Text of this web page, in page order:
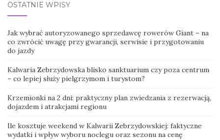
OSTATNIE WPISY
Jak wybrać autoryzowanego sprzedawcę rowerów Giant – na
co zwrócić uwagę przy gwarancji, serwisie i przygotowaniu
do jazdy
Kalwaria Zebrzydowska blisko sanktuarium czy poza centrum
– co lepiej służy pielgrzymom i turystom?
Krzemionki na 2 dni: praktyczny plan zwiedzania z rezerwacją,
dojazdem i atrakcjami regionu
Ile kosztuje weekend w Kalwarii Zebrzydowskiej: faktyczne
wydatki i wpływ wyboru noclegu oraz sezonu na cenę